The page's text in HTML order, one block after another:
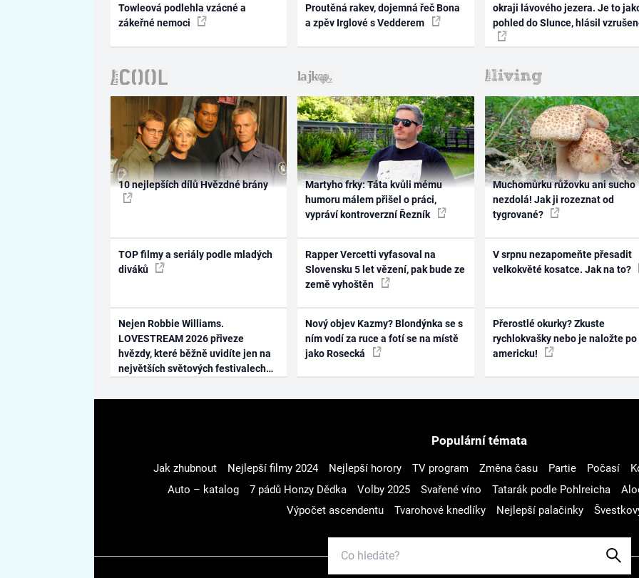
Towleová podlehla vzácné a
zákeřné nemoci
Proutěná rakev, dojemná řeč Bona
a zpěv Irglové s Vedderem
okraji lávového jezera. Je to
pohled do Slunce, hlásil
10 nejlepších dílů Hvězdné brány
TOP filmy a seriály podle mladých
diváků
Nejen Robbie Williams.
LOVESTREAM 2026 přiveze
hvězdy, které běžně uvidíte jen na
největších světových festivalech
Martyho frky: Táta kvůli mému
humoru málem přišel o práci,
vypráví kontroverzní Řezník
Rapper Vercetti vyfasoval na
Slovensku 5 let vězení, pak bude ze
země vyhoštěn
Nový objev Kazmy? Blondýnka se s
ním vodí za ruce a fotí se na místě
jako Rosecká
Muchomůrku růžovku ani sucho
nezdolá! Jak ji rozeznat od
tygrované?
V srpnu nezapomeňte přesadit
velkokvěté kosatce. Jak na to?
Přerostlé okurky? Zkuste
rychlokvašky nebo je naložte po
americku!
Populární témata
Jak zhubnout Nejlepší filmy 2024 Nejlepší horory TV program Změna času Partie Počasí
Auto – katalog
7 pádů Honzy Dědka Volby 2025 Svařené víno Tatarák podle Pohlreicha
Výpočet ascendentu
Tvarohové knedlíky Nejlepší palačinky